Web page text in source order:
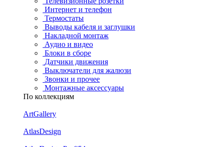
Интернет и телефон
Термостаты
Выводы кабеля и заглушки
Накладной монтаж
Аудио и видео
Блоки в сборе
Датчики движения
Выключатели для жалюзи
Звонки и прочее
Монтажные аксессуары
По коллекциям
ArtGallery
AtlasDesign